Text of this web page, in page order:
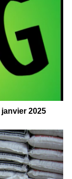
janvier 2025